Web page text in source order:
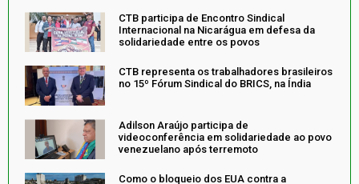
CTB participa de Encontro Sindical
Internacional na Nicarágua em defesa da
solidariedade entre os povos
CTB representa os trabalhadores brasileiros
no 15º Fórum Sindical do BRICS, na Índia
Adilson Araújo participa de
videoconferência em solidariedade ao povo
venezuelano após terremoto
Como o bloqueio dos EUA contra a